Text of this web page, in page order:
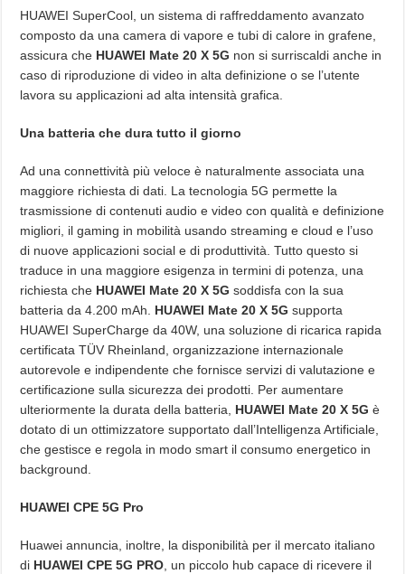
HUAWEI SuperCool, un sistema di raffreddamento avanzato
composto da una camera di vapore e tubi di calore in grafene,
assicura che HUAWEI Mate 20 X 5G non si surriscaldi anche in
caso di riproduzione di video in alta definizione o se l’utente
lavora su applicazioni ad alta intensità grafica.
Una batteria che dura tutto il giorno
Ad una connettività più veloce è naturalmente associata una
maggiore richiesta di dati. La tecnologia 5G permette la
trasmissione di contenuti audio e video con qualità e definizione
migliori, il gaming in mobilità usando streaming e cloud e l’uso
di nuove applicazioni social e di produttività. Tutto questo si
traduce in una maggiore esigenza in termini di potenza, una
richiesta che HUAWEI Mate 20 X 5G soddisfa con la sua
batteria da 4.200 mAh. HUAWEI Mate 20 X 5G supporta
HUAWEI SuperCharge da 40W, una soluzione di ricarica rapida
certificata TÜV Rheinland, organizzazione internazionale
autorevole e indipendente che fornisce servizi di valutazione e
certificazione sulla sicurezza dei prodotti. Per aumentare
ulteriormente la durata della batteria, HUAWEI Mate 20 X 5G è
dotato di un ottimizzatore supportato dall’Intelligenza Artificiale,
che gestisce e regola in modo smart il consumo energetico in
background.
HUAWEI CPE 5G Pro
Huawei annuncia, inoltre, la disponibilità per il mercato italiano
di HUAWEI CPE 5G PRO, un piccolo hub capace di ricevere il